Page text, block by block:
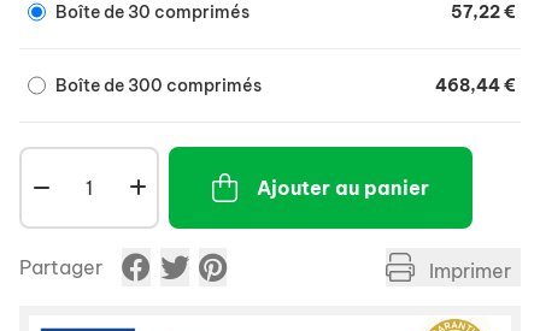
Boîte de 30 comprimés 57,22 €
Boîte de 300 comprimés 468,44 €
Ajouter au panier
Partager Imprimer